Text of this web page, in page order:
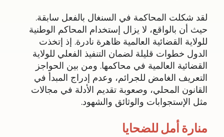
لقد شكلت المحاكمة في السنغال بالفعل سابقة.
حيث أن بالواقع، لا يزال إستخدام المحاكم الوطنية
للولاية القضائية العالمية ظاهرة نادرة. إذ إتخذت
الدول خطوات قليلة لضمان التنفيذ الفعلي للولاية
القضائية العالمية في محاكمها. ومن بين الحواجز
التعريف الغامض للجرائم، وعدم إدراج المبدأ في
القانون المحلي، وصعوبة تقديم الأدلة في مجالات
مثل الإستجوابات والوثائق والشهود.
منارة أمل للضحايا